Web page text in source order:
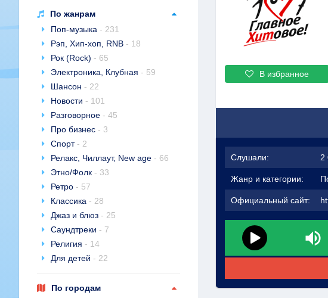
По жанрам
Поп-музыка - 231
Рэп, Хип-хоп, RNB - 18
Рок (Rock) - 65
Электроника, Клубная - 59
Шансон - 22
Новости - 101
Разговорное - 45
Про бизнес - 3
Спорт- 2
Релакс, Чиллаут, New age - 66
Этно/Фолк - 33
Ретро - 57
Классика - 28
Джаз и блюз - 25
Саундтреки - 7
Религия - 14
Для детей - 22
По городам
В избранное
Слушали: 2
Жанр и категории:
Официальный сайт: